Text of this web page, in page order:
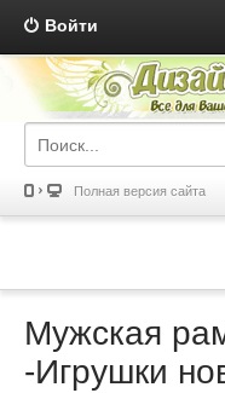
Войти
Полная версия сайта
Мужская
-Игрушки